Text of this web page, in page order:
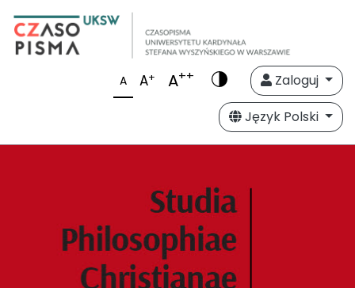
A A+ A++
Zaloguj
Język Polski